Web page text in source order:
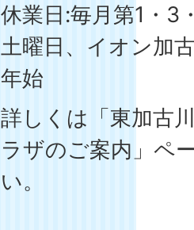
休業日:毎月第1・3
土曜日、イオン加
年始
詳しくは「東加古
ラザのご案内」ペ
い。